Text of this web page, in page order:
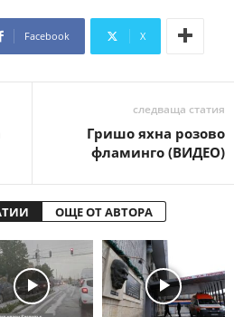
Facebook X
следваща статия
Гришо яхна розово
фламинго (ВИДЕО)
ОЩЕ ОТ АВТОРА